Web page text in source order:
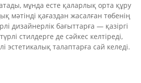
мұнда есте қаларлық орта құру
мәтінді қағаздан жасалған төбенің
дизайнерлік бағыттарға — қазіргі
стилдерге де сәйкес келтіреді,
эстетикалық талаптарға сай келеді.